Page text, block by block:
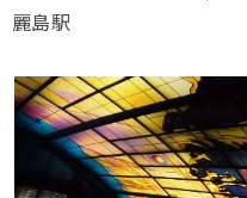
麗島駅